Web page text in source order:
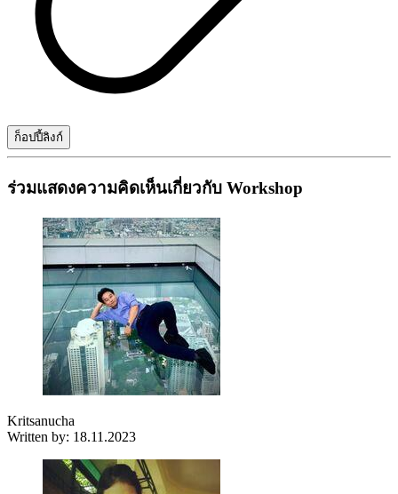
ก็อปปี้ลิงก์
ร่วมแสดงความคิดเห็นเกี่ยวกับ Workshop
Kritsanucha
Written by: 18.11.2023